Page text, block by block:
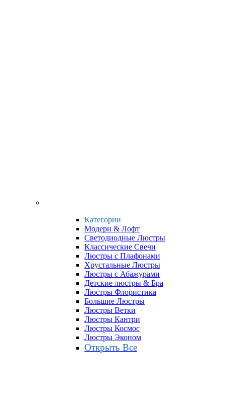
Категории
Модерн & Лофт
Светодиодные Люстры
Классические Свечи
Люстры с Плафонами
Хрустальные Люстры
Люстры с Абажурами
Детские люстры & Бра
Люстры Флористика
Большие Люстры
Люстры Ветки
Люстры Кантри
Люстры Космос
Люстры Эконом
Открыть Все